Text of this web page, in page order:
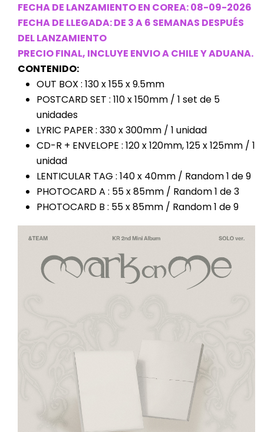
FECHA DE LANZAMIENTO EN COREA: 08-09-2026
FECHA DE LLEGADA: DE 3 A 6 SEMANAS DESPUÉS
DEL LANZAMIENTO
PRECIO FINAL, INCLUYE ENVIO A CHILE Y ADUANA.
CONTENIDO:
OUT BOX : 130 x 155 x 9.5mm
POSTCARD SET : 110 x 150mm / 1 set de 5
unidades
LYRIC PAPER : 330 x 300mm / 1 unidad
CD-R + ENVELOPE : 120 x 120mm, 125 x 125mm / 1
unidad
LENTICULAR TAG : 140 x 40mm / Random 1 de 9
PHOTOCARD A : 55 x 85mm / Random 1 de 3
PHOTOCARD B : 55 x 85mm / Random 1 de 9